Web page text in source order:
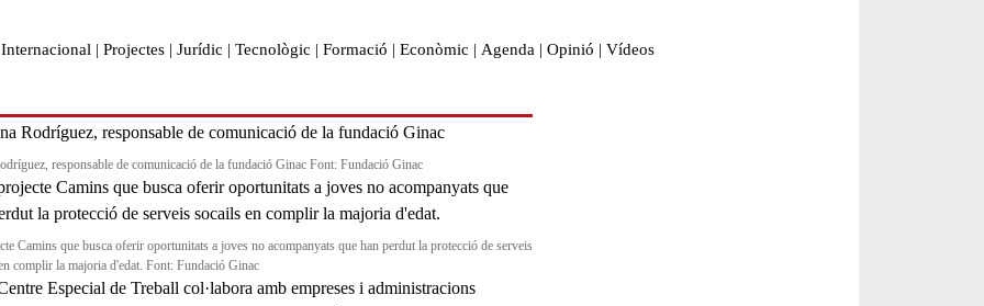
Internacional | Projectes | Jurídic | Tecnològic | Formació | Econòmic | Agenda | Opinió | Vídeos
responsable de comunicació de la fundació Ginac Font: Fundació Ginac
Camins que busca oferir oportunitats a joves no acompanyats que han perdut la protecció de serveis
complir la majoria d'edat. Font: Fundació Ginac